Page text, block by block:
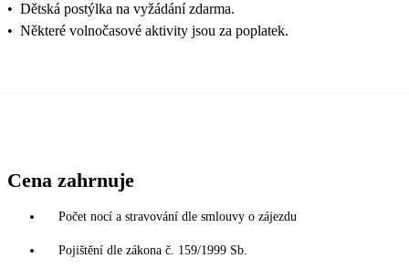
• Dětská postýlka na vyžádání zdarma.
• Některé volnočasové aktivity jsou za poplatek.
Cena zahrnuje
Počet nocí a stravování dle smlouvy o zájezdu
Pojištění dle zákona č. 159/1999 Sb.